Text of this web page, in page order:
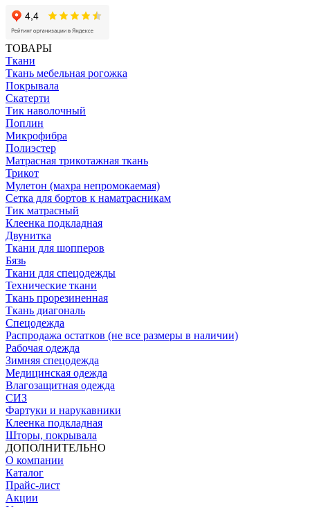
ТОВАРЫ
Ткани
Ткань мебельная рогожка
Покрывала
Скатерти
Тик наволочный
Поплин
Микрофибра
Полиэстер
Матрасная трикотажная ткань
Трикот
Мулетон (махра непромокаемая)
Сетка для бортов к наматрасникам
Тик матрасный
Клеенка подкладная
Двунитка
Ткани для шопперов
Бязь
Ткани для спецодежды
Технические ткани
Ткань прорезиненная
Ткань диагональ
Спецодежда
Распродажа остатков (не все размеры в наличии)
Рабочая одежда
Зимняя спецодежда
Медицинская одежда
Влагозащитная одежда
СИЗ
Фартуки и нарукавники
Клеенка подкладная
Шторы, покрывала
ДОПОЛНИТЕЛЬНО
О компании
Каталог
Прайс-лист
Акции